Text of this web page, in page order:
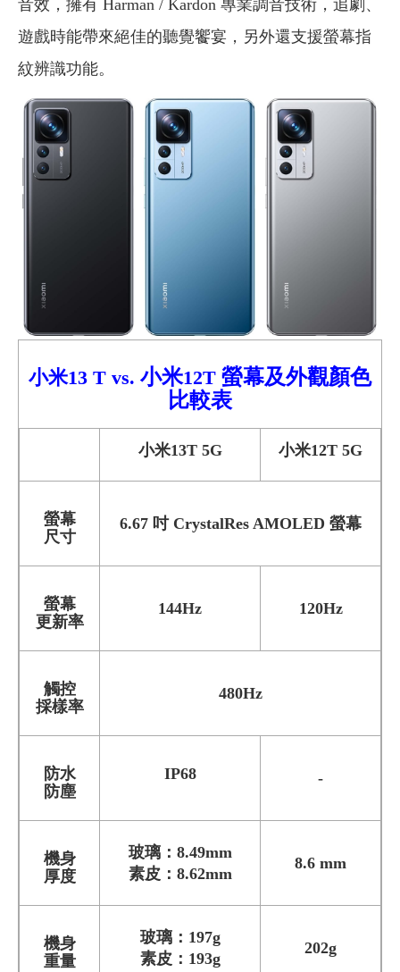
音效，擁有 Harman / Kardon 專業調音技術，追劇、
遊戲時能帶來絕佳的聽覺饗宴，另外還支援螢幕指
紋辨識功能。
小米13 T vs. 小米12T 螢幕及外觀顏色
比較表
小米13T 5G 小米12T 5G
螢幕
尺寸
6.67 吋 CrystalRes AMOLED 螢幕
螢幕
更新率
144Hz 120Hz
觸控
採樣率
480Hz
防水
防塵
IP68 -
機身
厚度
玻璃：8.49mm
素皮：8.62mm
8.6 mm
機身
重量
玻璃：197g
素皮：193g
202g